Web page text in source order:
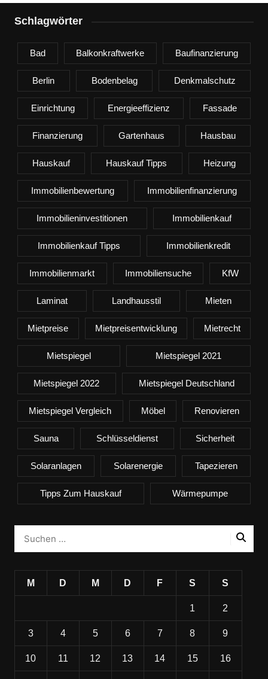
Schlagwörter
Bad Balkonkraftwerke Baufinanzierung
Berlin Bodenbelag Denkmalschutz
Einrichtung Energieeffizienz Fassade
Finanzierung Gartenhaus Hausbau
Hauskauf Hauskauf Tipps Heizung
Immobilienbewertung Immobilienfinanzierung
Immobilieninvestitionen Immobilienkauf
Immobilienkauf Tipps Immobilienkredit
Immobilienmarkt Immobiliensuche KfW
Laminat Landhausstil Mieten
Mietpreise Mietpreisentwicklung Mietrecht
Mietspiegel Mietspiegel 2021
Mietspiegel 2022 Mietspiegel Deutschland
Mietspiegel Vergleich Möbel Renovieren
Sauna Schlüsseldienst Sicherheit
Solaranlagen Solarenergie Tapezieren
Tipps Zum Hauskauf Wärmepumpe
M D M D F S S
1 2
3 4 5 6 7 8 9
10 11 12 13 14 15 16